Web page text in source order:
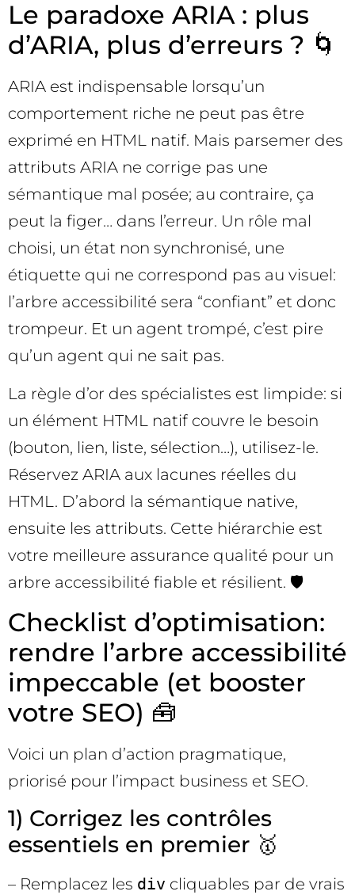
Le paradoxe ARIA : plus
d’ARIA, plus d’erreurs ? 🌀
ARIA est indispensable lorsqu’un
comportement riche ne peut pas être
exprimé en HTML natif. Mais parsemer des
attributs ARIA ne corrige pas une
sémantique mal posée; au contraire, ça
peut la figer… dans l’erreur. Un rôle mal
choisi, un état non synchronisé, une
étiquette qui ne correspond pas au visuel:
l’arbre accessibilité sera “confiant” et donc
trompeur. Et un agent trompé, c’est pire
qu’un agent qui ne sait pas.
La règle d’or des spécialistes est limpide: si
un élément HTML natif couvre le besoin
(bouton, lien, liste, sélection…), utilisez-le.
Réservez ARIA aux lacunes réelles du
HTML. D’abord la sémantique native,
ensuite les attributs. Cette hiérarchie est
votre meilleure assurance qualité pour un
arbre accessibilité fiable et résilient. 🛡️
Checklist d’optimisation:
rendre l’arbre accessibilité
impeccable (et booster
votre SEO) 🧰
Voici un plan d’action pragmatique,
priorisé pour l’impact business et SEO.
1) Corrigez les contrôles
essentiels en premier 🥇
– Remplacez les div cliquables par de vrais